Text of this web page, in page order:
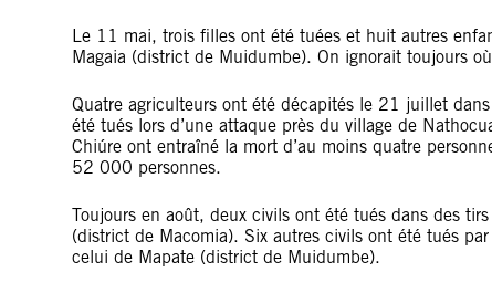
Le 11 mai, trois filles ont été tuées et huit autres
Magaia (district de Muidumbe). On ignorait toujours
Quatre agriculteurs ont été décapités le 21 juillet
été tués lors d’une attaque près du village de
Chiúre ont entraîné la mort d’au moins quatre
52 000 personnes.
Toujours en août, deux civils ont été tués dans des
(district de Macomia). Six autres civils ont été tués
celui de Mapate (district de Muidumbe).